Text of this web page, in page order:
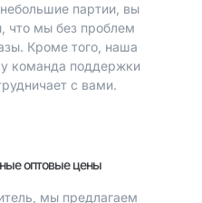
партии, вы
что мы без проблем
Кроме того, наша
команда поддержки
с вами.
оптовые цены
мы предлагаем